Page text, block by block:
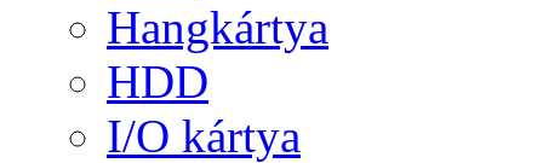
Hangkártya
HDD
I/O kártya